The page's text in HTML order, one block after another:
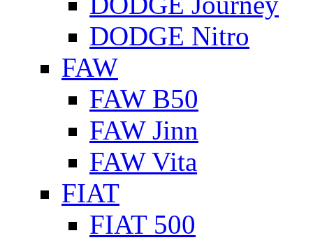
DODGE Nitro
FAW
FAW B50
FAW Jinn
FAW Vita
FIAT
FIAT 500